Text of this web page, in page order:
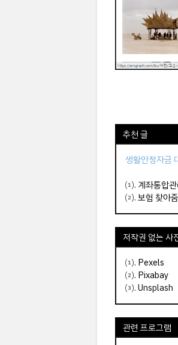
추천 글
생활안정자금
⑴. 계좌통합
⑵.보험 찾아
저작권 없는 사
⑴. Pexels
⑵. Pixabay
⑶. Unsplash
관련 프로그램